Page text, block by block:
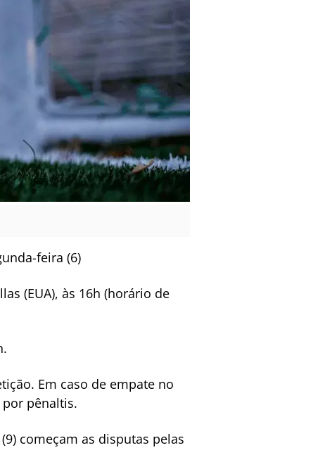
feira (6)
(EUA), às 16h (horário de
Em caso de empate no
pênaltis.
começam as disputas pelas